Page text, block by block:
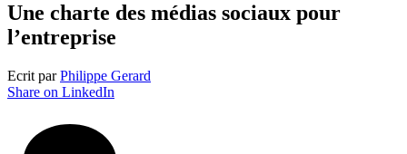
Une charte des médias sociaux pour
l’entreprise
Ecrit parPhilippe Gerard
Share on LinkedIn